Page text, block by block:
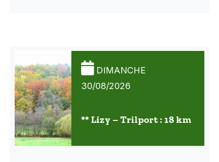
DIMANCHE
30/08/2026
** Lizy – Trilport : 18 km